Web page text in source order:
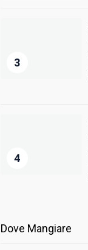
3
4
Dove Mangiare